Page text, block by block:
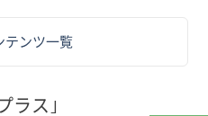
テンツ一覧
ラス｣